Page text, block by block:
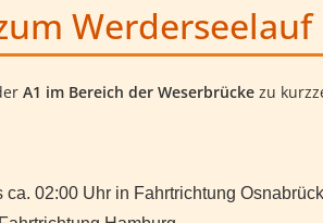
Werderseelauf
A1 im Bereich der Weserbrücke zu
ca. 02:00 Uhr in Fahrtrichtung